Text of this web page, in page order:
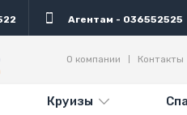
Агентам - 036552525
Круизы Спа
О компании Контакты
Информация